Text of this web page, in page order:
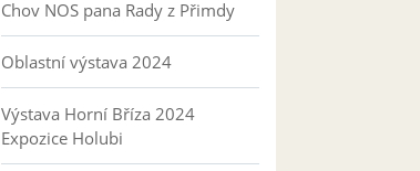
Chov NOS pana Rady z Přimdy
Oblastní výstava 2024
Výstava Horní Bříza 2024
Expozice Holubi